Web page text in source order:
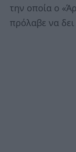
την οποία ο
πρόλαβε να